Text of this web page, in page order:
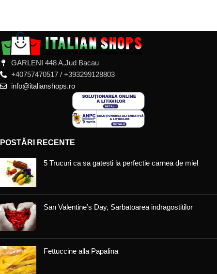
GARLENI 448 A,Jud Bacau
+40757470517 / +393299128803
info@italianshops.ro
POSTĂRI RECENTE
5 Trucuri ca sa gatesti la perfectie carnea de miel
San Valentine’s Day, Sarbatoarea indragostitilor
Fettuccine alla Papalina